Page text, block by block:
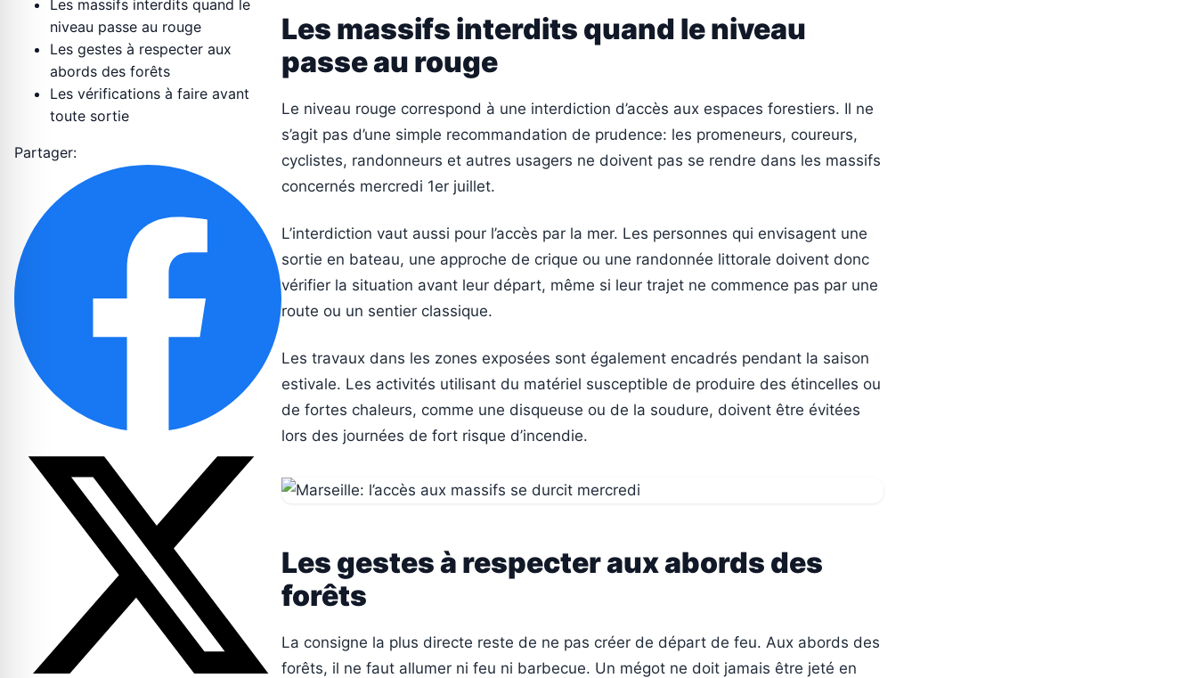
Les massifs interdits quand le
niveau passe au rouge
Les gestes à respecter aux
abords des forêts
Les vérifications à faire avant
toute sortie
Partager:
Les massifs interdits quand le niveau
passe au rouge
Le niveau rouge correspond à une interdiction d’accès aux espaces forestiers. Il ne
s’agit pas d’une simple recommandation de prudence: les promeneurs, coureurs,
cyclistes, randonneurs et autres usagers ne doivent pas se rendre dans les massifs
concernés mercredi 1er juillet.
L’interdiction vaut aussi pour l’accès par la mer. Les personnes qui envisagent une
sortie en bateau, une approche de crique ou une randonnée littorale doivent donc
vérifier la situation avant leur départ, même si leur trajet ne commence pas par une
route ou un sentier classique.
Les travaux dans les zones exposées sont également encadrés pendant la saison
estivale. Les activités utilisant du matériel susceptible de produire des étincelles ou
de fortes chaleurs, comme une disqueuse ou de la soudure, doivent être évitées
lors des journées de fort risque d’incendie.
Les gestes à respecter aux abords des
forêts
La consigne la plus directe reste de ne pas créer de départ de feu. Aux abords des
forêts, il ne faut allumer ni feu ni barbecue. Un mégot ne doit jamais être jeté en